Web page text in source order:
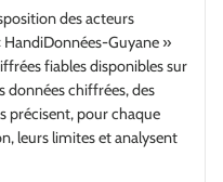
des acteurs
HandiDonnées-Guyane »
fiables disponibles sur
données chiffrées, des
précisent, pour chaque
leurs limites et analysent